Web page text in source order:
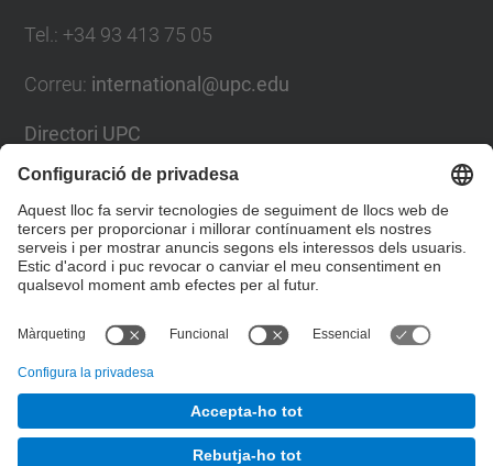
Tel. : +34 93 413 75 05
Correu: international@upc.edu
Directori UPC
Formulari de contacte i bústia de suggeriments
Llista Xarxes Socials
Gabinet de Relacions Internacionals